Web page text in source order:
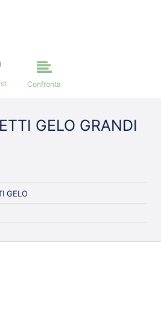
Confronta
GELO GRANDI
GELO